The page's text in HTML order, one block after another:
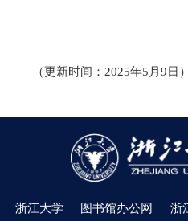
（更新时间： 2025年5月 9 日）
浙江大学 图书馆办公网 浙